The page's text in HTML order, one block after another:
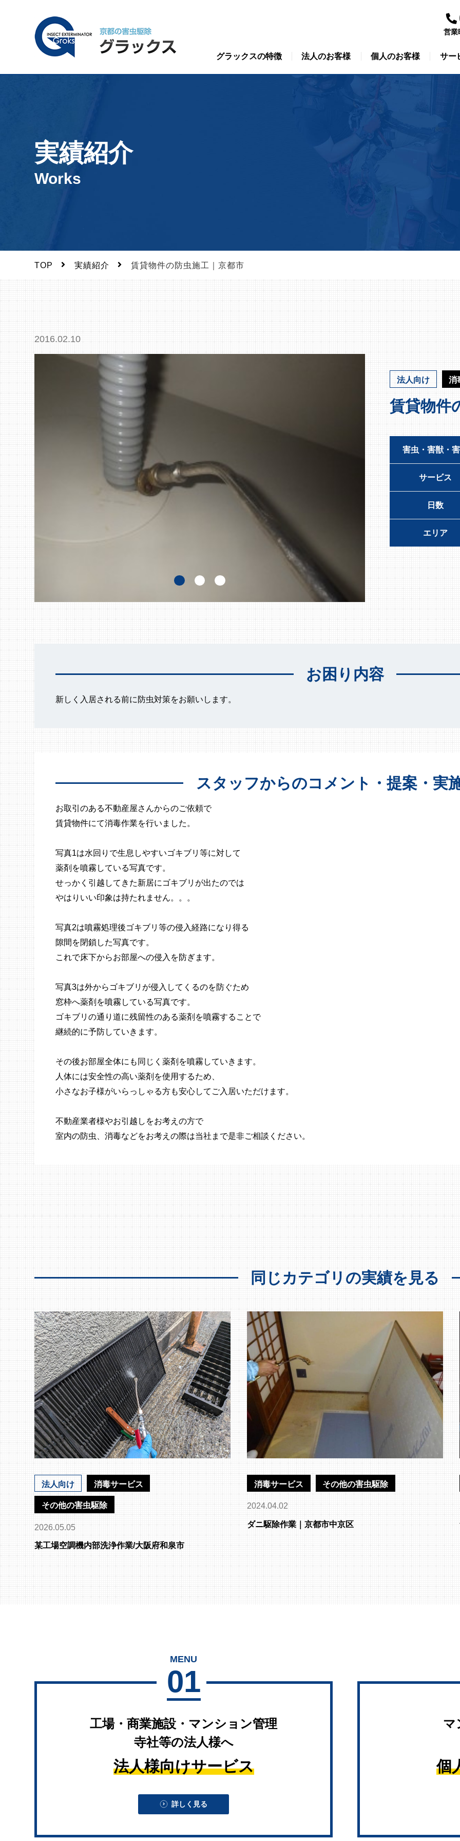
グラックスの特徴 法人のお客様 個人のお客様 サー
営業
実績紹介
Works
TOP 実績紹介 賃貸物件の防虫施工｜京都市
2016.02.10
法人向け 消
賃貸物件
害虫・害獣・
サービス
日数
エリア
お困り内容
新しく入居される前に防虫対策をお願いします。
スタッフからのコメント・提案・ 実
お取引のある不動産屋さんからのご依頼で
賃貸物件にて消毒作業を行いました。
写真1は水回りで生息しやすいゴキブリ等に対して
薬剤を噴霧している写真です。
せっかく引越してきた新居にゴキブリが出たのでは
やはりいい印象は持たれません。。。
写真2は噴霧処理後ゴキブリ等の侵入経路になり得る
隙間を閉鎖した写真です。
これで床下からお部屋への侵入を防ぎます。
写真3は外からゴキブリが侵入してくるのを防ぐため
窓枠へ薬剤を噴霧している写真です。
ゴキブリの通り道に残留性のある薬剤を噴霧することで
継続的に予防していきます。
その後お部屋全体にも同じく薬剤を噴霧していきます。
人体には安全性の高い薬剤を使用するため、
小さなお子様がいらっしゃる方も安心してご入居いただけます。
不動産業者様やお引越しをお考えの方で
室内の防虫、消毒などをお考えの際は当社まで是非ご相談ください。
同じカテゴリの実績を見る
法人向け 消毒サービス
その他の害虫駆除
2026.05.05
某工場空調機内部洗浄作業/大阪府和泉市
消毒サービス その他の害虫駆除
2024.04.02
ダニ駆除作業｜京都市中京区
MENU
01
工場・商業施設・マンション管理
寺社等の法人様へ
法人様向けサービス
詳しく見る
マ
個